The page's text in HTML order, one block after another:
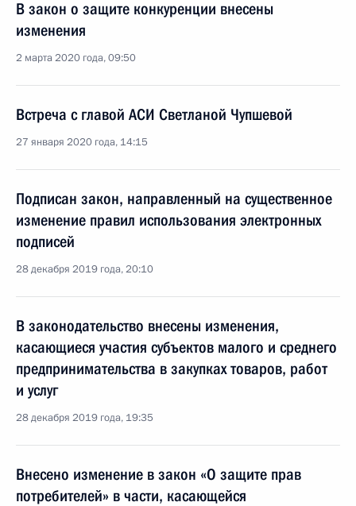
В закон о защите конкуренции внесены
изменения
2 марта 2020 года, 09:50
Встреча с главой АСИ Светланой Чупшевой
27 января 2020 года, 14:15
Подписан закон, направленный на существенное
изменение правил использования электронных
подписей
28 декабря 2019 года, 20:10
В законодательство внесены изменения,
касающиеся участия субъектов малого и среднего
предпринимательства в закупках товаров, работ
и услуг
28 декабря 2019 года, 19:35
Внесено изменение в закон «О защите прав
потребителей» в части, касающейся